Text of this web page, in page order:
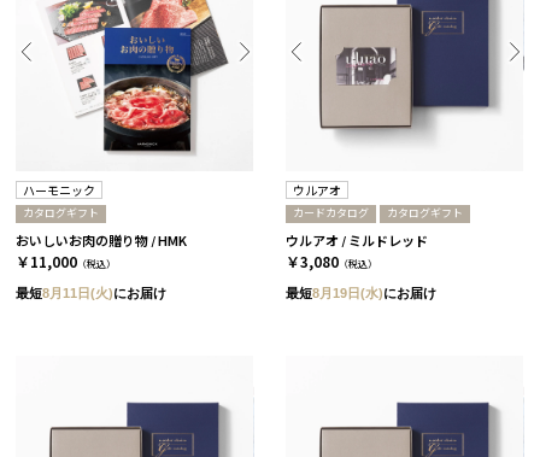
ハーモニック
カタログギフト
おいしいお肉の贈り物 / HMK
￥11,000 （税込）
最短8月11日(火)にお届け
ウルアオ
カードカタログ カタログギフト
ウルアオ / ミルドレッド
￥3,080 （税込）
最短8月19日(水)にお届け